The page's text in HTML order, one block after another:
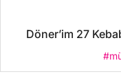
Döner’im 27